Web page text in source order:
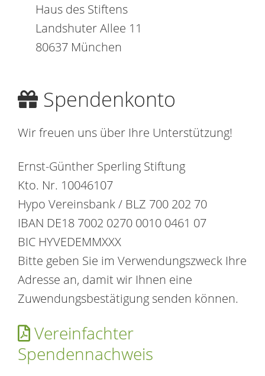
Haus des Stiftens
Landshuter Allee 11
80637 München
Spendenkonto
Wir freuen uns über Ihre Unterstützung!
Ernst-Günther Sperling Stiftung
Kto. Nr. 10046107
Hypo Vereinsbank / BLZ 700 202 70
IBAN DE18 7002 0270 0010 0461 07
BIC HYVEDEMMXXX
Bitte geben Sie im Verwendungszweck Ihre
Adresse an, damit wir Ihnen eine
Zuwendungsbestätigung senden können.
Vereinfachter
Spendennachweis